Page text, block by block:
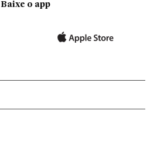
Baixe o app